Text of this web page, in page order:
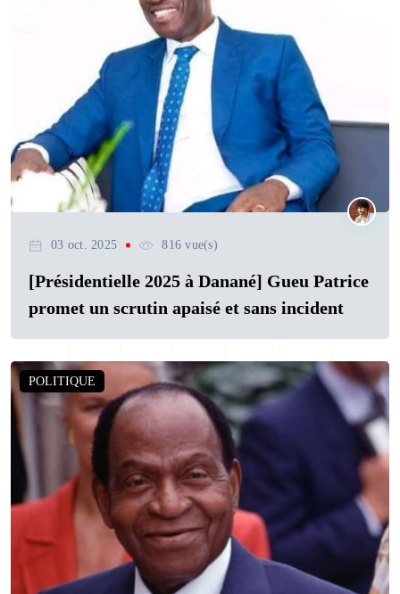
03 oct. 2025 816 vue(s)
[Présidentielle 2025 à Danané] Gueu Patrice
promet un scrutin apaisé et sans incident
POLITIQUE